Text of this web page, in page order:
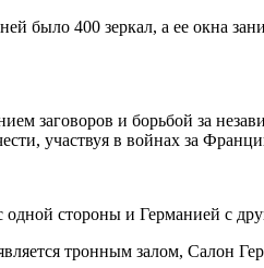
было 400 зеркал, а ее окна
заговоров и борьбой за
участвуя в войнах за
стороны и Германией с
тронным залом, Салон